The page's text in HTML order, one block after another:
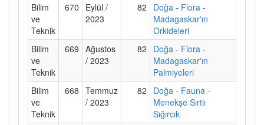
Bilim
ve
Teknik
670
Eylül /
2023
82
Doğa - Flora -
Madagaskar'ın
Orkideleri
Bilim
ve
Teknik
669 Ağustos
/ 2023
82
Doğa - Flora -
Madagaskar'ın
Palmiyeleri
Bilim
ve
Teknik
668 Temmuz
/ 2023
82
Doğa - Fauna -
Menekşe Sırtlı
Sığırcık